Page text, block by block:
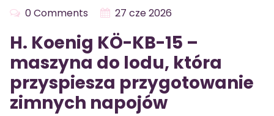
0 Comments 27 cze 2026
H. Koenig KÖ-KB-15 –
maszyna do lodu, która
przyspiesza przygotowanie
zimnych napojów